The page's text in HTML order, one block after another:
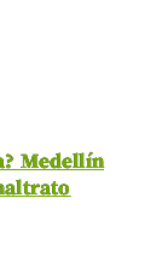
Medellín